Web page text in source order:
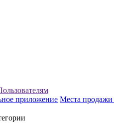
приложение Места продажи